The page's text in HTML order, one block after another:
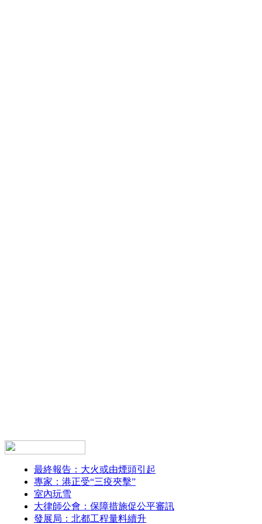
最終報告：大火或由煙頭引起
專家：港正受“三疫夾擊”
室內玩雪
大律師公會：保障措施促公平審訊
發展局：北都工程量料續升